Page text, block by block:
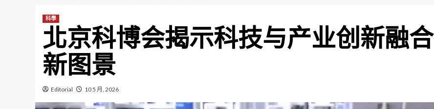
科學
北京科博会揭示科技与产业创新融合
新图景
Editorial 10 5 月, 2026